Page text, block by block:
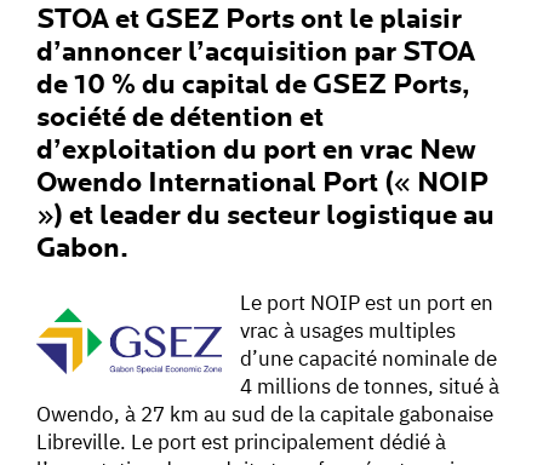
STOA et GSEZ Ports ont le plaisir
d’annoncer l’acquisition par STOA
de 10 % du capital de GSEZ Ports,
société de détention et
d’exploitation du port en vrac New
Owendo International Port (« NOIP
») et leader du secteur logistique au
Gabon.
Le port NOIP est un port en
vrac à usages multiples
d’une capacité nominale de
4 millions de tonnes, situé à
Owendo, à 27 km au sud de la capitale gabonaise
Libreville. Le port est principalement dédié à